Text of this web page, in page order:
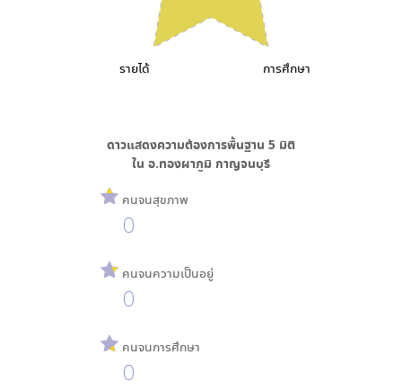
การศึกษา
รายได้
ดาวแสดงความต้องการพื้นฐาน 5 มิติ
ใน อ.ทองผาภูมิ กาญจนบุรี
คนจนสุขภาพ
0
คนจนความเป็นอยู่
0
คนจนการศึกษา
0